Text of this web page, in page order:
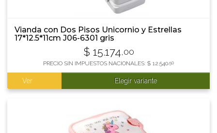
Vianda con Dos Pisos Unicornio y Estrellas
17*12.5*11cm J06-6301 gris
$ 15.174,00
PRECIO SIN IMPUESTOS NACIONALES: $ 12.540,50
Ver Elegir variante